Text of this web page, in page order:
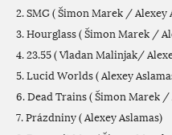
2. SMG ( Šimon Marek / Alexey
3. Hourglass ( Šimon Marek /
4. 23.55 ( Vladan Malinjak/
5. Lucid Worlds ( Alexey
6. Dead Trains ( Šimon Marek /
7. Prázdniny ( Alexey Aslamas)